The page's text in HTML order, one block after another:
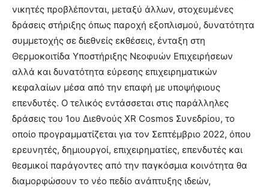
νικητές προβλέπονται, μεταξύ άλλων, στοχευμένες
δράσεις στήριξης όπως παροχή εξοπλισμού, δυνατότητα
συμμετοχής σε διεθνείς εκθέσεις, ένταξη στη
Θερμοκοιτίδα Υποστήριξης Νεοφυών Επιχειρήσεων
αλλά και δυνατότητα εύρεσης επιχειρηματικών
κεφαλαίων μέσα από την επαφή με υποψήφιους
επενδυτές. Ο τελικός εντάσσεται στις παράλληλες
δράσεις του 1ου Διεθνούς XR Cosmos Συνεδρίου, το
οποίο προγραμματίζεται για τον Σεπτέμβριο 2022, όπου
ερευνητές, δημιουργοί, επιχειρηματίες, επενδυτές και
θεσμικοί παράγοντες από την παγκόσμια κοινότητα θα
διαμορφώσουν το νέο πεδίο ανάπτυξης ιδεών,